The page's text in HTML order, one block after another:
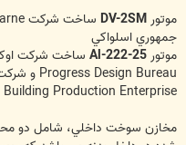
موتورDV-2SM
جمهوري اسلواکي
موتورAl-222-25
Building Production Enterprise
مخازن سوخت داخلي، شامل دو